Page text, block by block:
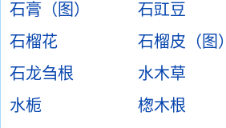
石膏（图）
石豇豆
石榴花
石榴皮（图）
石龙刍根
水木草
水栀
楤木根